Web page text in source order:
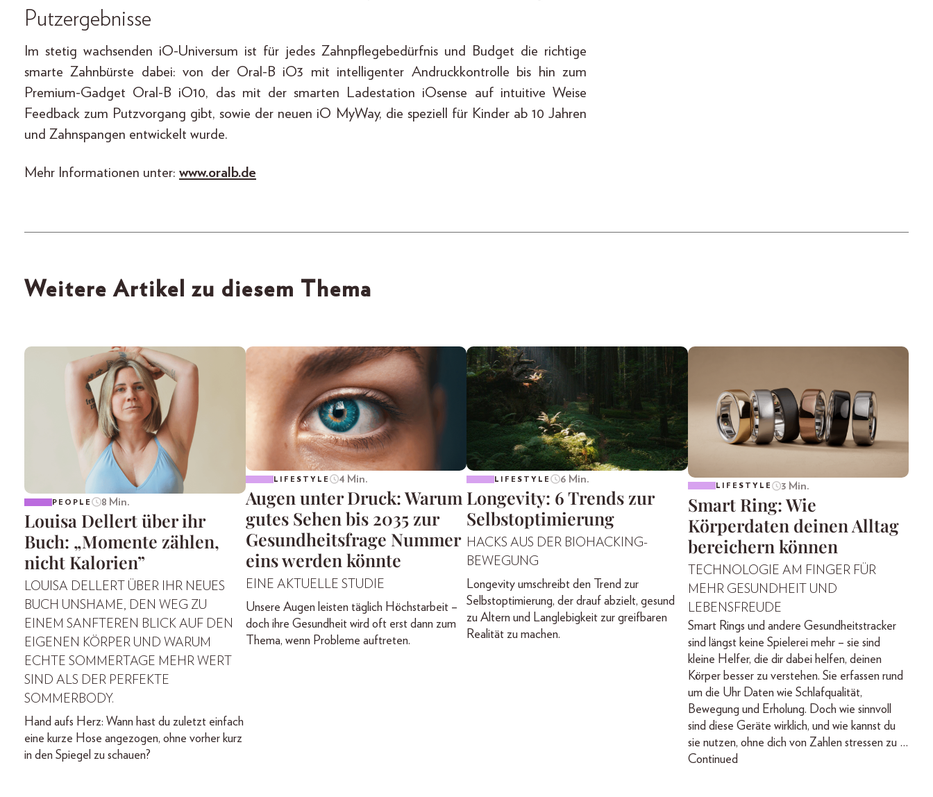
Putzergebnisse
Im stetig wachsenden iO-Universum ist für jedes Zahnpflegebedürfnis und Budget die richtige
smarte Zahnbürste dabei: von der Oral-B iO3 mit intelligenter Andruckkontrolle bis hin zum
Premium-Gadget Oral-B iO10, das mit der smarten Ladestation iOsense auf intuitive Weise
Feedback zum Putzvorgang gibt, sowie der neuen iO MyWay, die speziell für Kinder ab 10 Jahren
und Zahnspangen entwickelt wurde.
Mehr Informationen unter: www.oralb.de
Weitere Artikel zu diesem Thema
PEOPLE 8 Min.
Louisa Dellert über ihr
Buch: „Momente zählen,
nicht Kalorien”
LOUISA DELLERT ÜBER IHR NEUES
BUCH UNSHAME, DEN WEG ZU
EINEM SANFTEREN BLICK AUF DEN
EIGENEN KÖRPER UND WARUM
ECHTE SOMMERTAGE MEHR WERT
SIND ALS DER PERFEKTE
SOMMERBODY.
Hand aufs Herz: Wann hast du zuletzt einfach
eine kurze Hose angezogen, ohne vorher kurz
in den Spiegel zu schauen?
LIFESTYLE 4 Min.
Augen unter Druck: Warum
gutes Sehen bis 2035 zur
Gesundheitsfrage Nummer
eins werden könnte
EINE AKTUELLE STUDIE
Unsere Augen leisten täglich Höchstarbeit –
doch ihre Gesundheit wird oft erst dann zum
Thema, wenn Probleme auftreten.
LIFESTYLE 6 Min.
Longevity: 6 Trends zur
Selbstoptimierung
HACKS AUS DER BIOHACKING-
BEWEGUNG
Longevity umschreibt den Trend zur
Selbstoptimierung, der drauf abzielt, gesund
zu Altern und Langlebigkeit zur greifbaren
Realität zu machen.
LIFESTYLE 3 Min.
Smart Ring: Wie
Körperdaten deinen Alltag
bereichern können
TECHNOLOGIE AM FINGER FÜR
MEHR GESUNDHEIT UND
LEBENSFREUDE
Smart Rings und andere Gesundheitstracker
sind längst keine Spielerei mehr – sie sind
kleine Helfer, die dir dabei helfen, deinen
Körper besser zu verstehen. Sie erfassen rund
um die Uhr Daten wie Schlafqualität,
Bewegung und Erholung. Doch wie sinnvoll
sind diese Geräte wirklich, und wie kannst du
sie nutzen, ohne dich von Zahlen stressen zu …
Continued